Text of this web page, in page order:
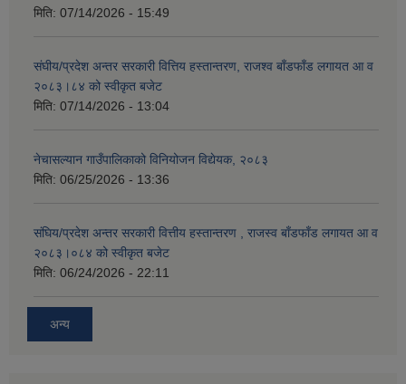
मिति: 07/14/2026 - 15:49
संघीय/प्रदेश अन्तर सरकारी वित्तिय हस्तान्तरण, राजश्व बाँडफाँड लगायत आ व
२०८३।८४ को स्वीकृत बजेट
मिति: 07/14/2026 - 13:04
नेचासल्यान गाउँपालिकाको विनियोजन विद्येयक, २०८३
मिति: 06/25/2026 - 13:36
संघिय/प्रदेश अन्तर सरकारी वित्तीय हस्तान्तरण , राजस्व बाँडफाँड लगायत आ व
२०८३।०८४ को स्वीकृत बजेट
मिति: 06/24/2026 - 22:11
अन्य